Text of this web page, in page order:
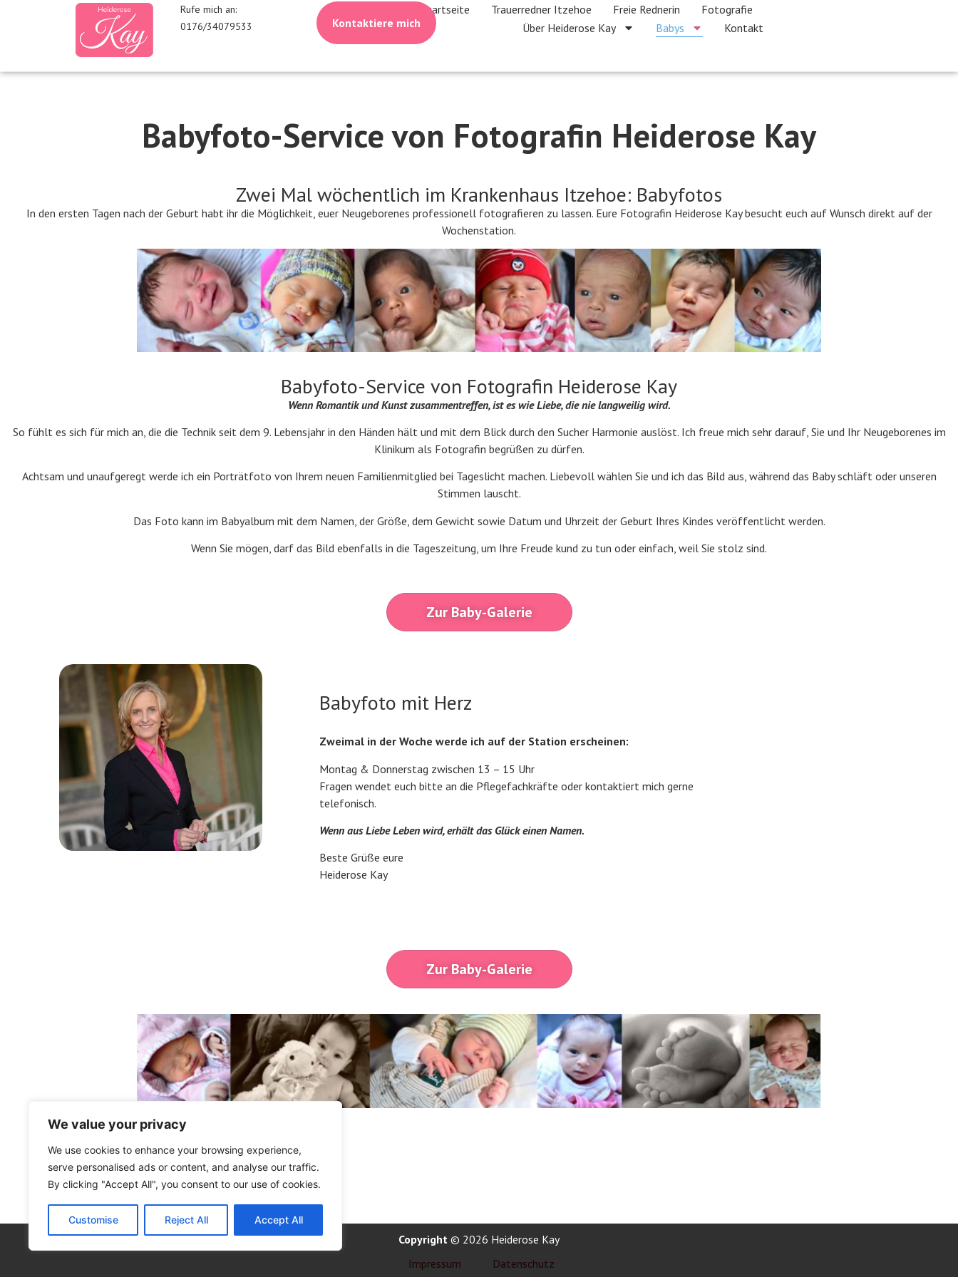
We value your privacy
We use cookies to enhance your browsing experience,
serve personalised ads or content, and analyse our traffic.
By clicking "Accept All", you consent to our use of cookies.
Customise Reject All Accept All
Rufe mich an:
0176/34079533
Startseite Trauerredner Itzehoe Freie Rednerin
Fotografie
Über Heiderose Kay
Babys Kontakt
Kontaktiere mich
Babyfoto-Service von Fotografin Heiderose Kay
Zwei Mal wöchentlich im Krankenhaus Itzehoe: Babyfotos
In den ersten Tagen nach der Geburt habt ihr die Möglichkeit, euer Neugeborenes professionell fotografieren zu lassen. Eure Fotografin Heiderose Kay besucht euch auf Wunsch direkt auf der
Wochenstation.
Babyfoto-Service von Fotografin Heiderose Kay
Wenn Romantik und Kunst zusammentreffen, ist es wie Liebe, die nie langweilig wird.
So fühlt es sich für mich an, die die Technik seit dem 9. Lebensjahr in den Händen hält und mit dem Blick durch den Sucher Harmonie auslöst. Ich freue mich sehr darauf, Sie und Ihr Neugeborenes im
Klinikum als Fotografin begrüßen zu dürfen.
Achtsam und unaufgeregt werde ich ein Porträtfoto von Ihrem neuen Familienmitglied bei Tageslicht machen. Liebevoll wählen Sie und ich das Bild aus, während das Baby schläft oder unseren
Stimmen lauscht.
Das Foto kann im Babyalbum mit dem Namen, der Größe, dem Gewicht sowie Datum und Uhrzeit der Geburt Ihres Kindes veröffentlicht werden.
Wenn Sie mögen, darf das Bild ebenfalls in die Tageszeitung, um Ihre Freude kund zu tun oder einfach, weil Sie stolz sind.
Zur Baby-Galerie
Babyfoto mit Herz
Zweimal in der Woche werde ich auf der Station erscheinen:
Montag & Donnerstag zwischen 13 – 15 Uhr
Fragen wendet euch bitte an die Pflegefachkräfte oder kontaktiert mich gerne
telefonisch.
Wenn aus Liebe Leben wird, erhält das Glück einen Namen.
Beste Grüße eure
Heiderose Kay
Zur Baby-Galerie
Copyright © 2026 Heiderose Kay
Impressum
Datenschutz